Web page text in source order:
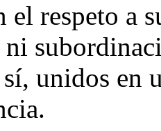
el respeto a
sí, unidos en